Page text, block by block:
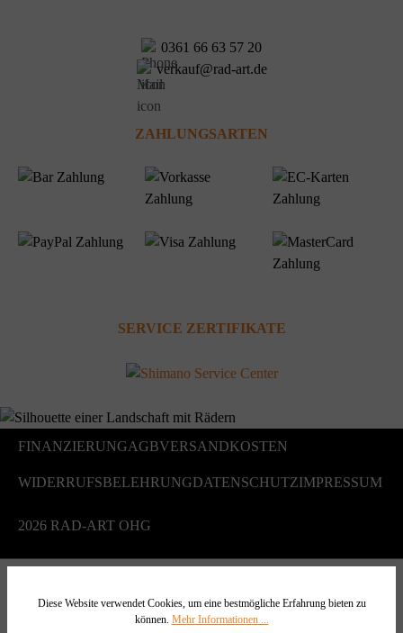
ZAHLUNGSARTEN
0361 66 63 57 20
verkauf@rad-art.de
SERVICE ZERTIFIKATE
2026 RAD-ART OHG
FINANZIERUNGAGBVERSANDKOSTEN
WIDERRUFSBELEHRUNGDATENSCHUTZIMPRESSUM
Diese Website verwendet Cookies, um eine bestmögliche Erfahrung bieten zu
können. Mehr Informationen ...